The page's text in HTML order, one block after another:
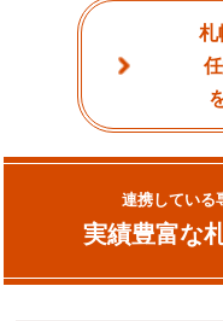
札
連携している
実績豊富な